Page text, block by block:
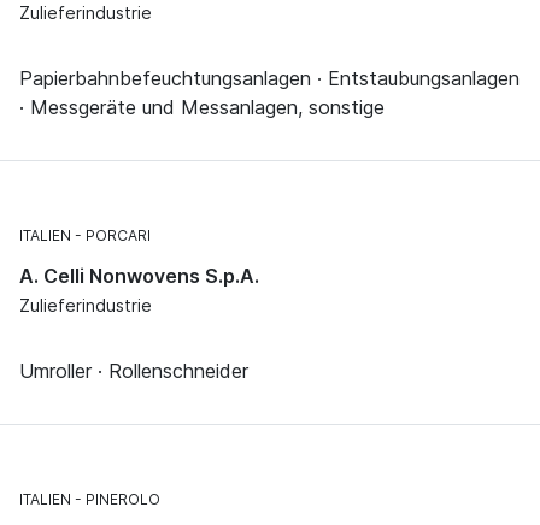
Zulieferindustrie
Papierbahnbefeuchtungsanlagen · Entstaubungsanlagen
· Messgeräte und Messanlagen, sonstige
ITALIEN PORCARI
A. Celli Nonwovens S.p.A.
Zulieferindustrie
Umroller · Rollenschneider
ITALIEN PINEROLO